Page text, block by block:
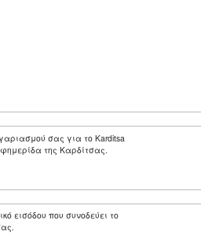
σας για το Karditsa
της Καρδίτσας.
εισόδου που συνοδεύει το